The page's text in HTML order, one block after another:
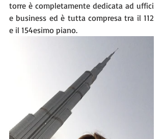
torre è completamente dedicata ad uffici
e business ed è tutta compresa tra il 112
e il 154esimo piano.